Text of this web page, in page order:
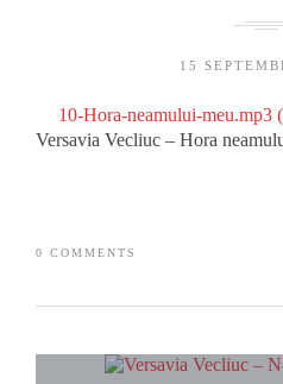
15
10-Hora-neamului-meu.mp3
Versavia Vecliuc – Hora
0 COMMENTS